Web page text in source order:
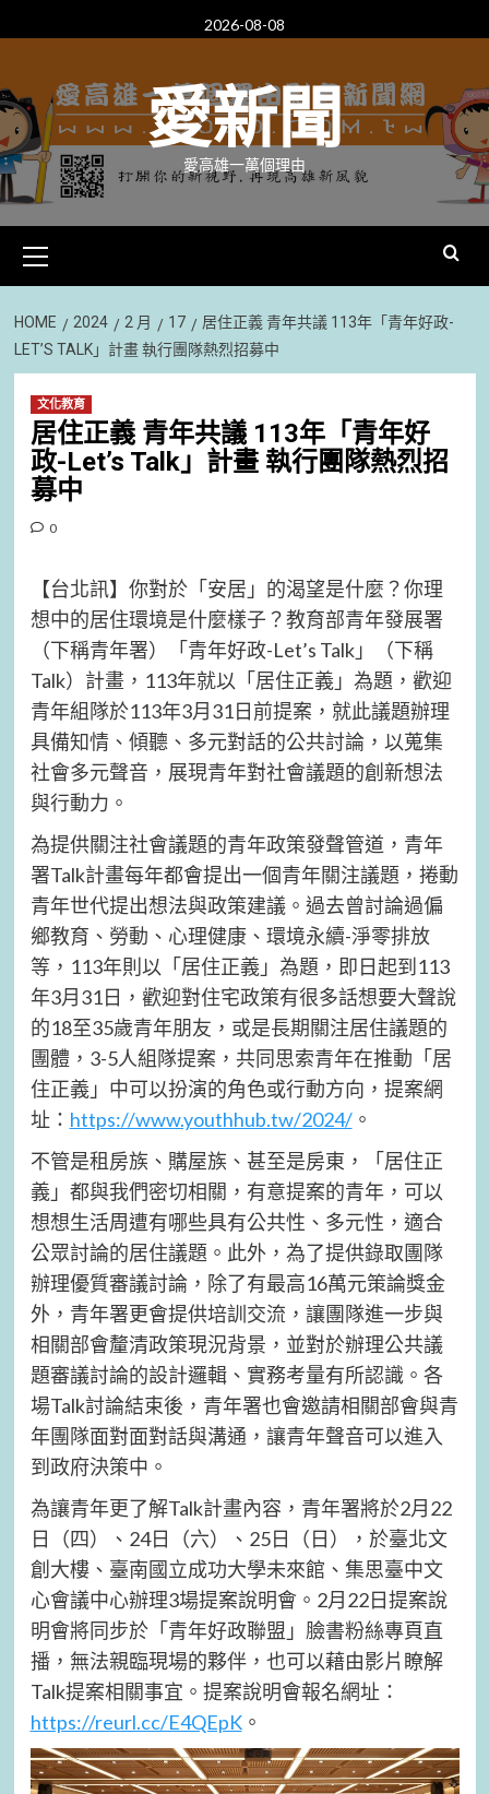
to
2026-08-08
愛新聞
愛高雄一萬個理由
Menu
HOME 2024 2 月 17
居住正義 青年共議 113年「青年好政-
LET’S TALK」計畫 執行團隊熱烈招募中
文化教育
居住正義 青年共議 113年「青年好
政-Let’s Talk」計畫 執行團隊熱烈招
募中
0
【台北訊】你對於「安居」的渴望是什麼？你理
想中的居住環境是什麼樣子？教育部青年發展署
（下稱青年署）「青年好政-Let’s Talk」（下稱
Talk）計畫，113年就以「居住正義」為題，歡迎
青年組隊於113年3月31日前提案，就此議題辦理
具備知情、傾聽、多元對話的公共討論，以蒐集
社會多元聲音，展現青年對社會議題的創新想法
與行動力。
為提供關注社會議題的青年政策發聲管道，青年
署Talk計畫每年都會提出一個青年關注議題，捲動
青年世代提出想法與政策建議。過去曾討論過偏
鄉教育、勞動、心理健康、環境永續-淨零排放
等，113年則以「居住正義」為題，即日起到113
年3月31日，歡迎對住宅政策有很多話想要大聲說
的18至35歲青年朋友，或是長期關注居住議題的
團體，3-5人組隊提案，共同思索青年在推動「居
住正義」中可以扮演的角色或行動方向，提案網
址： https://www.youthhub.tw/2024/。
不管是租房族、購屋族、甚至是房東，「居住正
義」都與我們密切相關，有意提案的青年，可以
想想生活周遭有哪些具有公共性、多元性，適合
公眾討論的居住議題。此外，為了提供錄取團隊
辦理優質審議討論，除了有最高16萬元策論獎金
外，青年署更會提供培訓交流，讓團隊進一步與
相關部會釐清政策現況背景，並對於辦理公共議
題審議討論的設計邏輯、實務考量有所認識。各
場Talk討論結束後，青年署也會邀請相關部會與青
年團隊面對面對話與溝通，讓青年聲音可以進入
到政府決策中。
為讓青年更了解Talk計畫內容，青年署將於2月22
日（四）、24日（六）、25日（日），於臺北文
創大樓、臺南國立成功大學未來館、集思臺中文
心會議中心辦理3場提案說明會。2月22日提案說
明會將同步於「青年好政聯盟」臉書粉絲專頁直
播，無法親臨現場的夥伴，也可以藉由影片瞭解
Talk提案相關事宜。提案說明會報名網址：
https://reurl.cc/E4QEpK。